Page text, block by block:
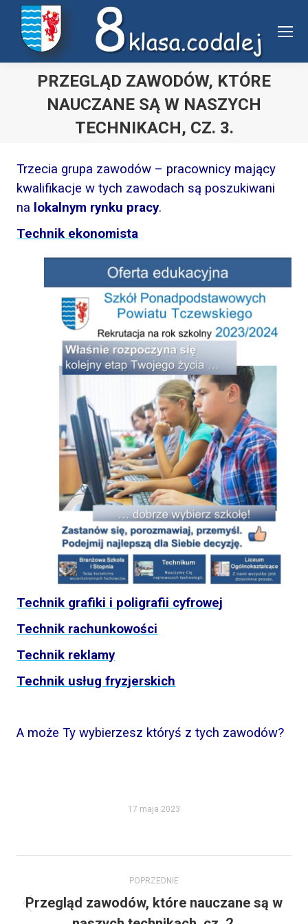
Uwaga:
witryna
zawiera
dostępności.
PRZEGLĄD ZAWODÓW, KTÓRE
NAUCZANE SĄ W NASZYCH
TECHNIKACH, CZ. 3.
Trzecia grupa zawodów – pracownicy mający
kwalifikacje w tych zawodach są poszukiwani
na lokalnym rynku pracy.
Technik ekonomista
Technik grafiki i poligrafii cyfrowej
Technik rachunkowości
Technik reklamy
Technik usług fryzjerskich
A może Ty wybierzesz któryś z tych zawodów?
17 maja 2023
wpisów
POPRZEDNIE
Poprzedni
Przegląd zawodów, które nauczane są w